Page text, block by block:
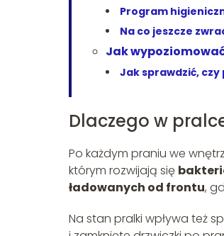
Program
Na co jeszcze
Jak
Jak sprawdzić,
Dlaczego w
Po każdym praniu we
którym rozwijają się
ładowanych od frontu,
Na stan pralki wpływa też